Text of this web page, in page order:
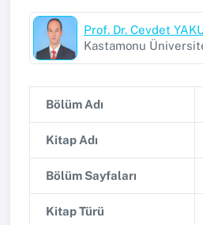
Prof. Dr. Cevdet
Kastamonu
Bölüm Adı
Kitap Adı
Bölüm Sayfaları
Kitap Türü